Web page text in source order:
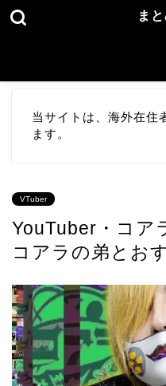
ま
当サイトは、海外在住
ます。
VTuber
YouTuber・コア
コアラの弟とお